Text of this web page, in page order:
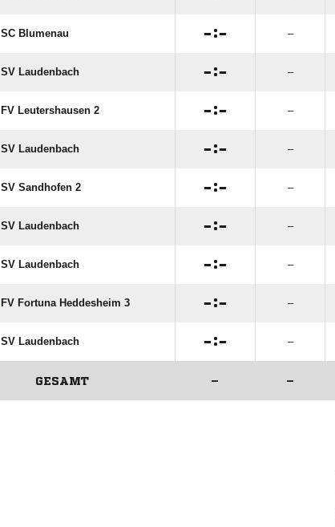
SC Blumenau : –
SV Laudenbach : –
FV Leutershausen 2 : –
SV Laudenbach : –
SV Sandhofen 2 : –
SV Laudenbach : –
SV Laudenbach : –
FV Fortuna Heddesheim 3 : –
SV Laudenbach : –
GESAMT – –